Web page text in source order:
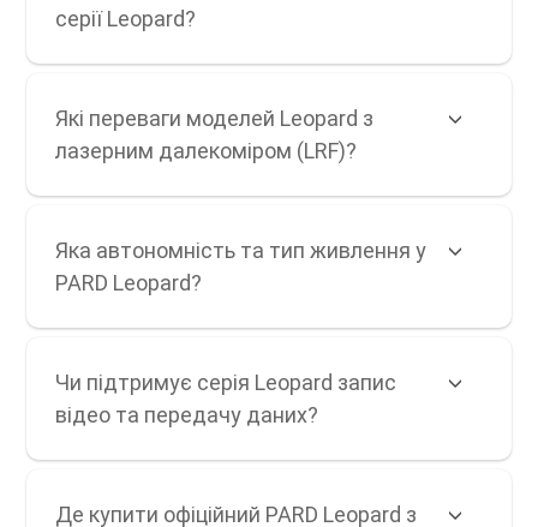
серії Leopard?
Які переваги моделей Leopard з
лазерним далекоміром (LRF)?
Яка автономність та тип живлення у
PARD Leopard?
Чи підтримує серія Leopard запис
відео та передачу даних?
Де купити офіційний PARD Leopard з